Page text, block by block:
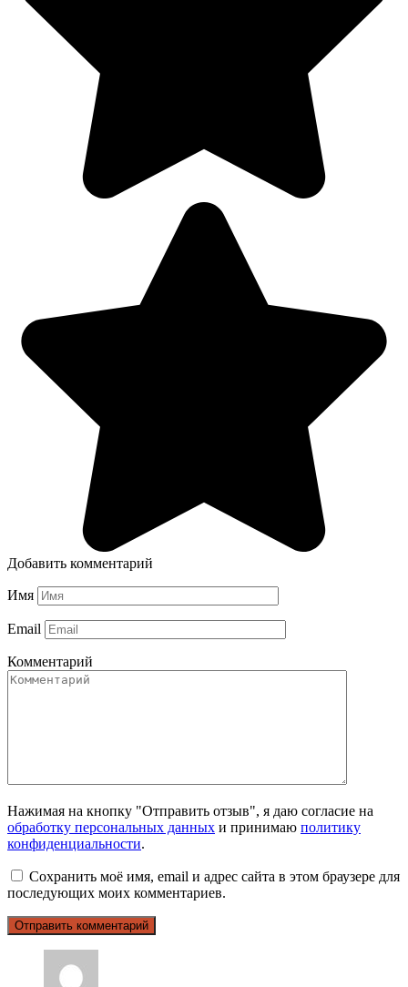
Добавить комментарий
Имя
Email
Комментарий
Нажимая на кнопку "Отправить отзыв", я даю согласие на
обработку персональных данных и принимаю политику
конфиденциальности.
Сохранить моё имя, email и адрес сайта в этом браузере для
последующих моих комментариев.